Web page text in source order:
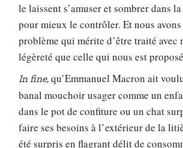
le laissent s’amuser et sombrer dans
pour mieux le contrôler. Et nous
problème qui mérite d’être traité avec
légèreté que celle qui nous est
In fine,qu’Emmanuel Macron ait
banal mouchoir usager comme un
dans le pot de confiture ou un chat
faire ses besoins à l’extérieur de la
été surpris en flagrant délit de